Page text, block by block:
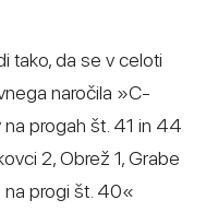
tako, da se v celoti
naročila »C-
progah št. 41 in 44
2, Obrež 1, Grabe
na progi št. 40«